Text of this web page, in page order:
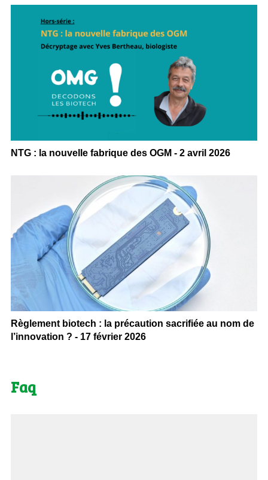
NTG : la nouvelle fabrique des OGM - 2 avril 2026
Règlement biotech : la précaution sacrifiée au nom de
l’innovation ? - 17 février 2026
Faq